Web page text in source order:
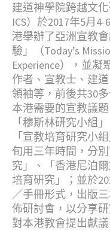
建道神學院跨越文
ICS）於2017年5月
港舉辦了亞洲宣教
驗」（Today’s
Experience），並
作者、宣教士、建
領袖等，前後共30
本港需要的宣教議
「穆斯林研究小組
「宣教培育研究小
旬用三年時間，分
究」、「香港尼泊
培育研究」；並於
／手冊形式，出版
佈研討會，以分享
對本港教會提出獻議